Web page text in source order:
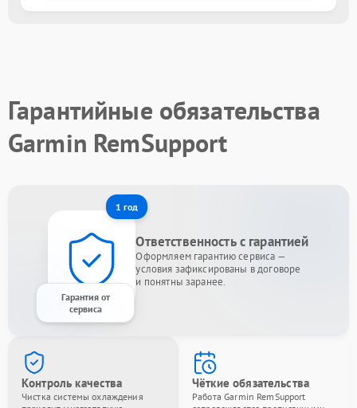
Гарантийные обязательства
Garmin RemSupport
1 год
Гарантия от
сервиса
Ответственность с гарантией
Оформляем гарантию сервиса —
условия зафиксированы в договоре
и понятны заранее.
Контроль качества
Чистка системы охлаждения
Чёткие обязательства
Работа Garmin RemSupport